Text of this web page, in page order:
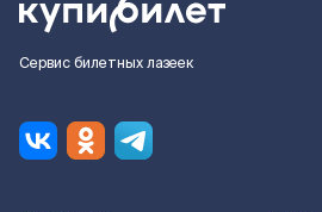
Сервис билетных лазеек